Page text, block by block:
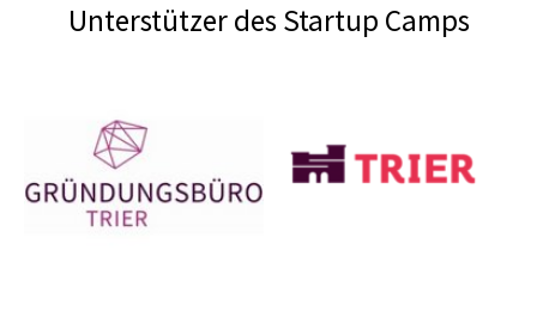
Unterstützer des Startup Camps